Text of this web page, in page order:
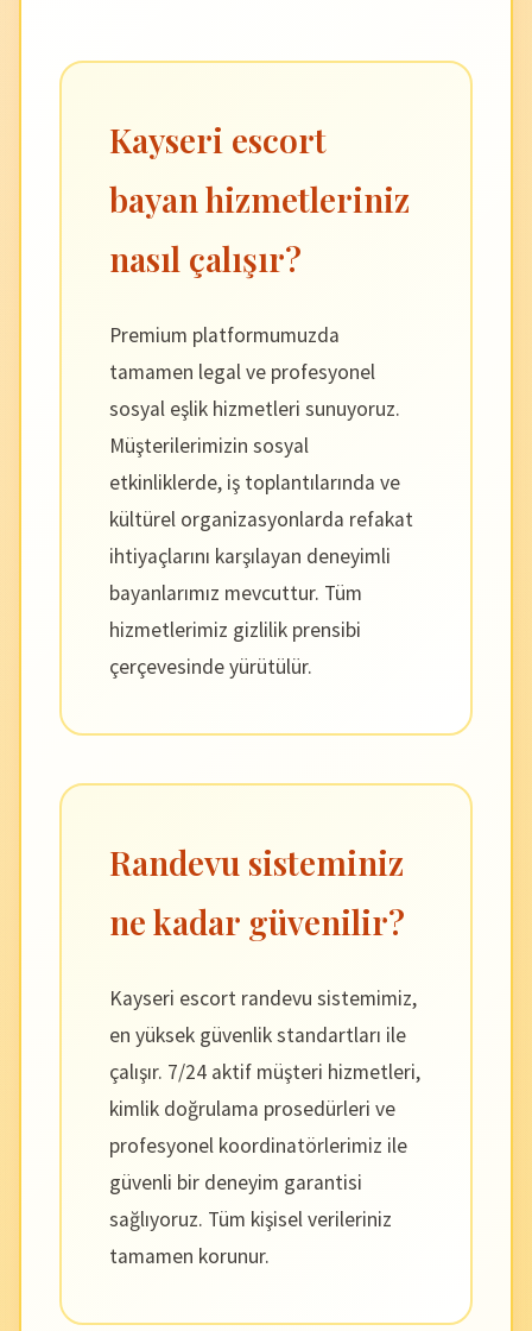
Kayseri escort
bayan hizmetleriniz
nasıl çalışır?
Premium platformumuzda
tamamen legal ve profesyonel
sosyal eşlik hizmetleri sunuyoruz.
Müşterilerimizin sosyal
etkinliklerde, iş toplantılarında ve
kültürel organizasyonlarda refakat
ihtiyaçlarını karşılayan deneyimli
bayanlarımız mevcuttur. Tüm
hizmetlerimiz gizlilik prensibi
çerçevesinde yürütülür.
Randevu sisteminiz
ne kadar güvenilir?
Kayseri escort randevu sistemimiz,
en yüksek güvenlik standartları ile
çalışır. 7/24 aktif müşteri hizmetleri,
kimlik doğrulama prosedürleri ve
profesyonel koordinatörlerimiz ile
güvenli bir deneyim garantisi
sağlıyoruz. Tüm kişisel verileriniz
tamamen korunur.